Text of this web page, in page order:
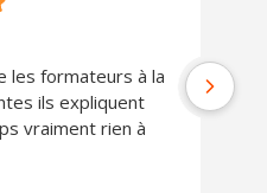
les formateurs à la
ils expliquent
vraiment rien à